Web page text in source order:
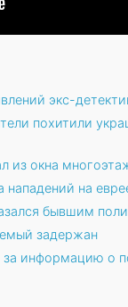
экс-
похитили
из окна
нападений на
бывшим
задержан
информацию о